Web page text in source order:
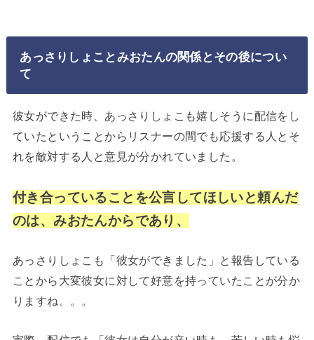
あっさりしょことみおたんの関係とその後につい
て
彼女ができた時、あっさりしょこも嬉しそうに配信をし
ていたということからリスナーの間でも応援する人とそ
れを敵対する人と意見が分かれていました。
付き合っていることを公言してほしいと頼んだ
のは、みおたんからであり、
あっさりしょこも「彼女ができました」と報告している
ことから大変彼女に対して好意を持っていたことが分か
りますね。。。